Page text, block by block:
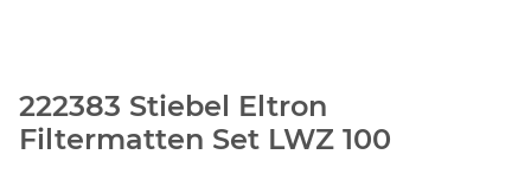
222383 Stiebel Eltron
Filtermatten Set LWZ 100